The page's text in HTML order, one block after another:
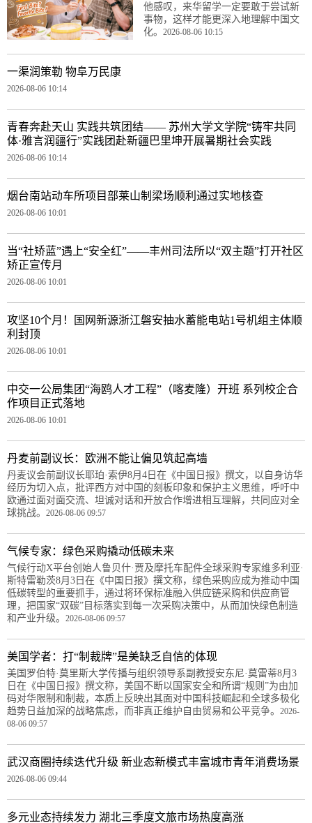
他感叹，来华留学一定要敢于尝试新
事物，这样才能更深入地理解中国文
化。 2026-08-06 10:15
一渠润策勒 物阜万民康
2026-08-06 10:14
青春奔赴天山 实践共筑团结—— 苏州大学文学院“铸牢共同
体·雅言润疆行”实践团赴新疆巴里坤开展暑期社会实践
2026-08-06 10:14
烟台南站动车所项目部莱山制梁场顺利通过实地核查
2026-08-06 10:01
当“社矫蓝”遇上“安全红”——丰州司法所以“双主题”打开社区
矫正宣传月
2026-08-06 10:01
攻坚10个月！国网新源浙江磐安抽水蓄能电站1号机组主体顺
利封顶
2026-08-06 10:01
中交一公局集团“海鸥人才工程”（喀麦隆）开班 系列校企合
作项目正式落地
2026-08-06 10:01
丹麦前副议长：欧洲不能让偏见筑起高墙
丹麦议会前副议长耶珀·索伊8月4日在《中国日报》撰文，以自身访华
经历为切入点，批评西方对中国的刻板印象和保护主义思维，呼吁中
欧通过面对面交流、坦诚对话和开放合作增进相互理解，共同应对全
球挑战。 2026-08-06 09:57
气候专家：绿色采购撬动低碳未来
气候行动X平台创始人鲁贝什·贾及摩托车配件全球采购专家维多利亚·
斯特雷勒茨8月3日在《中国日报》撰文称，绿色采购应成为推动中国
低碳转型的重要抓手，通过将环保标准融入供应链采购和供应商管
理，把国家“双碳”目标落实到每一次采购决策中，从而加快绿色制造
和产业升级。 2026-08-06 09:57
美国学者：打“制裁牌”是美缺乏自信的体现
美国罗伯特·莫里斯大学传播与组织领导系副教授安东尼·莫雷蒂8月3
日在《中国日报》撰文称，美国不断以国家安全和所谓“规则”为由加
码对华限制和制裁，本质上反映出其面对中国科技崛起和全球多极化
趋势日益加深的战略焦虑，而非真正维护自由贸易和公平竞争。 2026-
08-06 09:57
武汉商圈持续迭代升级 新业态新模式丰富城市青年消费场景
2026-08-06 09:44
多元业态持续发力 湖北三季度文旅市场热度高涨